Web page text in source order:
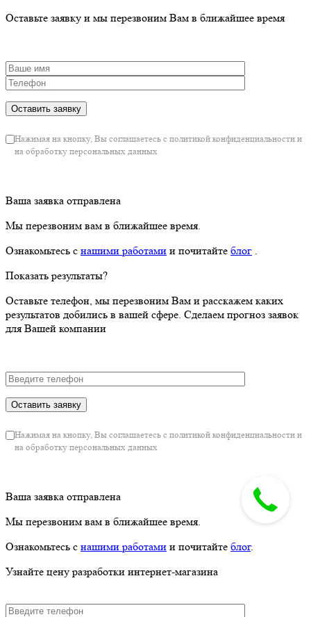
Оставьте заявку и мы перезвоним Вам в ближайшее время
Нажимая на кнопку, Вы соглашаетесь с политикой конфиденциальности и
на обработку персональных данных
Ваша заявка отправлена
Мы перезвоним вам в ближайшее время.
Ознакомьтесь с нашими работами и почитайте блог .
Показать результаты?
Оставьте телефон, мы перезвоним Вам и расскажем каких
результатов добились в вашей сфере. Сделаем прогноз заявок
для Вашей компании
Нажимая на кнопку, Вы соглашаетесь с политикой конфиденциальности и
на обработку персональных данных
Ваша заявка отправлена
Мы перезвоним вам в ближайшее время.
Ознакомьтесь с нашими работами и почитайте блог.
Узнайте цену разработки интернет-магазина